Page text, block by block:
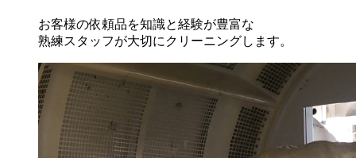
お客様の依頼品を知識と経験が豊富な
熟練スタッフが大切にクリーニングします。